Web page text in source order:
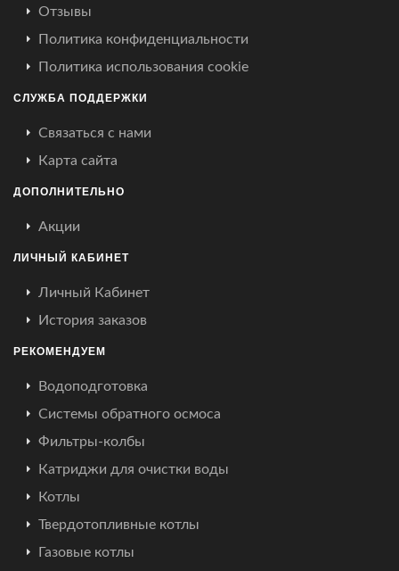
Отзывы
Политика конфиденциальности
Политика использования cookie
СЛУЖБА ПОДДЕРЖКИ
Связаться с нами
Карта сайта
ДОПОЛНИТЕЛЬНО
Акции
ЛИЧНЫЙ КАБИНЕТ
Личный Кабинет
История заказов
РЕКОМЕНДУЕМ
Водоподготовка
Системы обратного осмоса
Фильтры-колбы
Катриджи для очистки воды
Котлы
Твердотопливные котлы
Газовые котлы